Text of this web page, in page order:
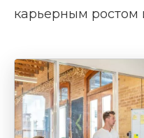
карьерным ростом